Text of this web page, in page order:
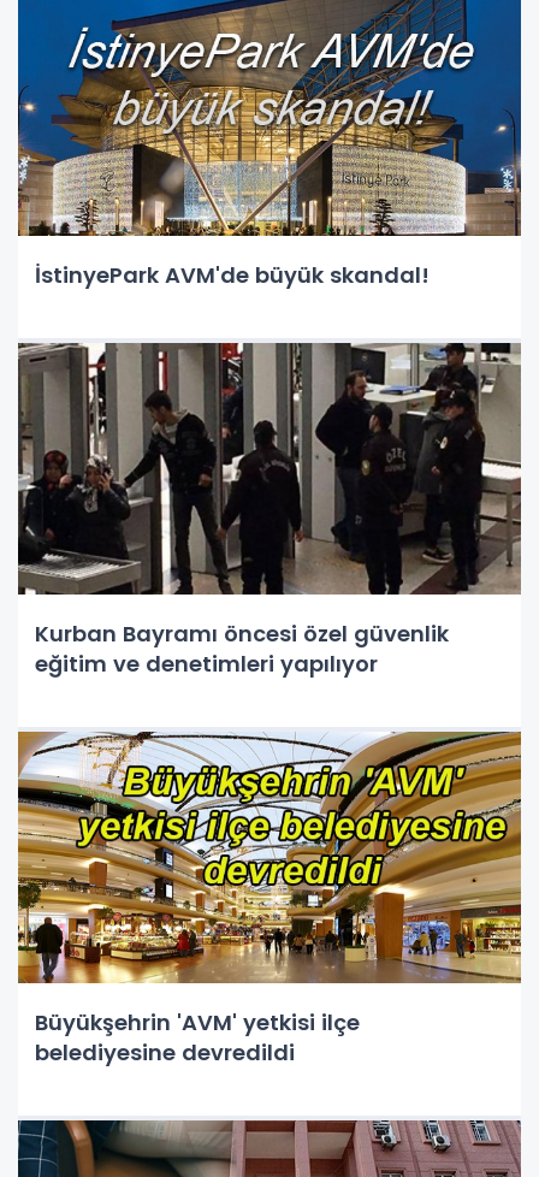
İstinyePark AVM'de büyük skandal!
Kurban Bayramı öncesi özel güvenlik
eğitim ve denetimleri yapılıyor
Büyükşehrin 'AVM' yetkisi ilçe
belediyesine devredildi